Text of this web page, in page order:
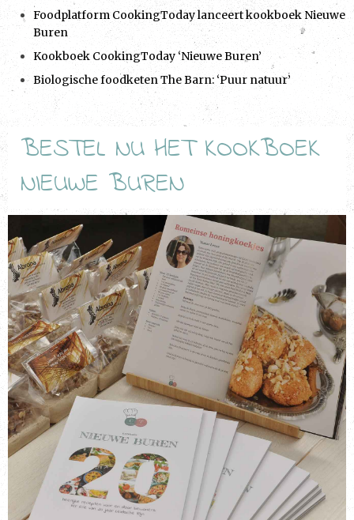
Foodplatform CookingToday lanceert kookboek Nieuwe
Buren
Kookboek CookingToday ‘Nieuwe Buren’
Biologische foodketen The Barn: ‘Puur natuur’
BESTEL NU HET KOOKBOEK
NIEUWE BUREN